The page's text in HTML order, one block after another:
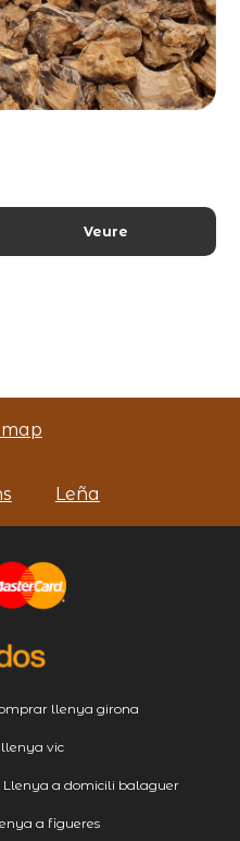
Veure
Leña
llenya girona
llenya vic
Llenya a domicili balaguer
a figueres